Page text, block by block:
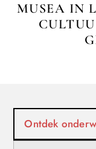
MUSEA IN
Ontdek